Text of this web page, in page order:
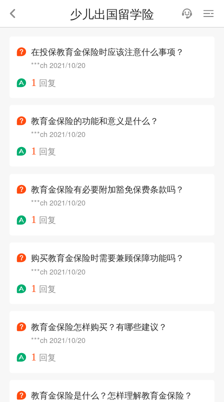
少儿出国留学险
在投保教育金保险时应该注意什么事项？
***ch 2021/10/20
1 回复
教育金保险的功能和意义是什么？
***ch 2021/10/20
1 回复
教育金保险有必要附加豁免保费条款吗？
***ch 2021/10/20
1 回复
购买教育金保险时需要兼顾保障功能吗？
***ch 2021/10/20
1 回复
教育金保险怎样购买？有哪些建议？
***ch 2021/10/20
1 回复
教育金保险是什么？怎样理解教育金保险？